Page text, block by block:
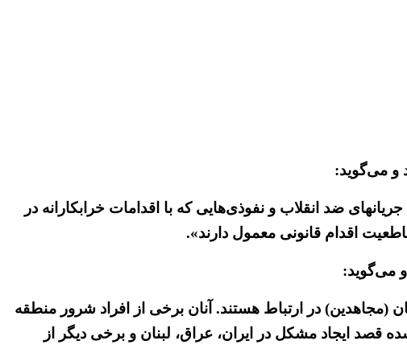
ضد انقلاب و نفوذی‌هایی که با اقدامات خرابکارانه در
اقدام قانونی معمول دارند».
می‌گوید:
(مجاهدین) در ارتباط هستند. آنان برخی از افراد شرور منطقه
قصد ایجاد مشکل در ایران، عراق، لبنان و برخی دیگر از